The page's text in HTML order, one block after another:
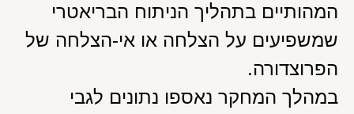
המהותיים בתהליך הניתוח הבריאטרי
שמשפיעים על הצלחה או אי-הצלחה של
הפרוצדורה.
במהלך המחקר נאספו נתונים לגבי